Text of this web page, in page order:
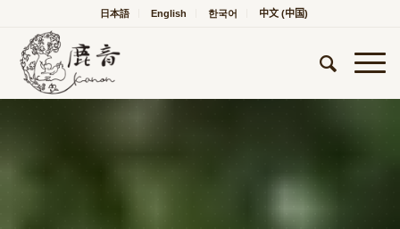
日本語 English 한국어 中文 (中国)